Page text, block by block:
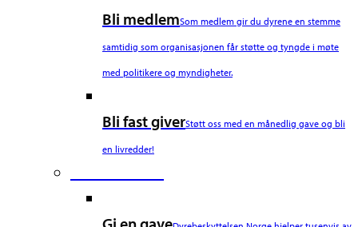
Bli medlemSom medlem gir du dyrene en stemme
samtidig som organisasjonen får støtte og tyngde i møte
med politikere og myndigheter.
Bli fast giverStøtt oss med en månedlig gave og bli
en livredder!